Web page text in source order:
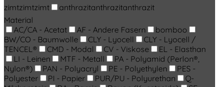
zimtzimtzimt anthrazitanthrazitanthrazit
Material
AC/CA - Acetat
AF - Andere Fasern
bomboo
BW/CO - Baumwolle
CLY - Lyocell
CLY - Lyocell /
TENCEL®
CMD - Modal CV - Viskose
EL - Elasthan
LI - Leinen
MTF - Metall
PA - Polyamid (Perlon®,
Nylon®)
PAN - Polyacryl PE - Polyethylen
PES -
Polyester
PI - Papier PUR/PU - Polyurethan
Q-